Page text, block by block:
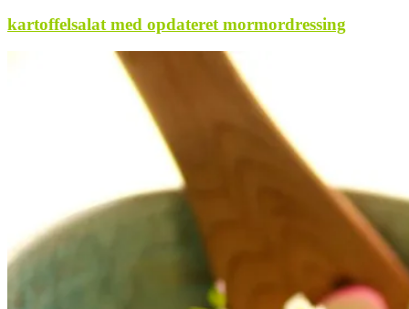
kartoffelsalat med opdateret mormordressing